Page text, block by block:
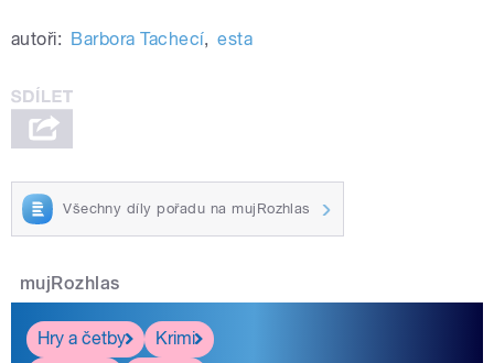
autoři: Barbora Tachecí, esta
Všechny díly pořadu na mujRozhlas
mujRozhlas
Hry a četby
Krimi